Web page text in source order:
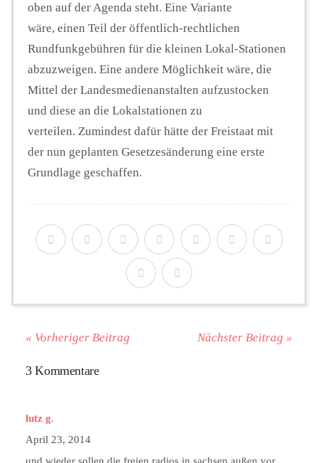
oben auf der Agenda steht. Eine Variante
wäre, einen Teil der öffentlich-rechtlichen
Rundfunkgebühren für die kleinen Lokal-Stationen
abzuzweigen. Eine andere Möglichkeit wäre, die
Mittel der Landesmedienanstalten aufzustocken
und diese an die Lokalstationen zu
verteilen. Zumindest dafür hätte der Freistaat mit
der nun geplanten Gesetzesänderung eine erste
Grundlage geschaffen.
« Vorheriger Beitrag Nächster Beitrag »
3 Kommentare
lutz g.
April 23, 2014
und wieder sollen die freien radios in sachsen außen vor